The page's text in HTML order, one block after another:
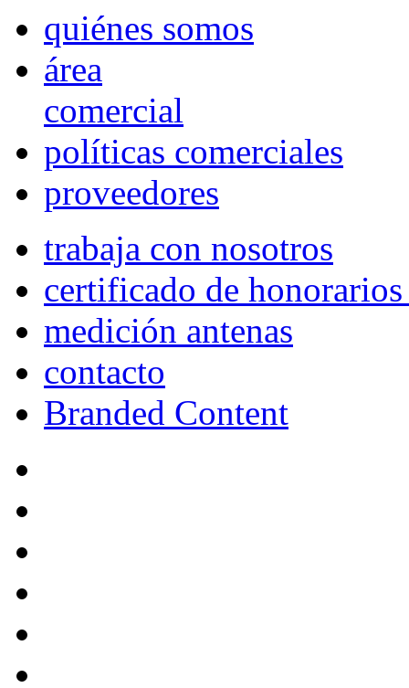
quiénes somos
área
comercial
políticas comerciales
proveedores
trabaja con nosotros
certificado de
medición antenas
contacto
Branded Content